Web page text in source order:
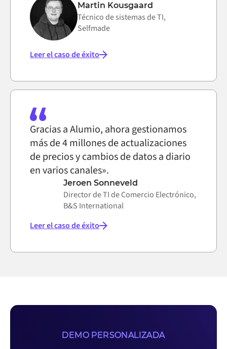
Martin Kousgaard
Técnico de sistemas de TI,
Selfmade
Leer el caso de éxito
Gracias a Alumio, ahora gestionamos
más de 4 millones de actualizaciones
de precios y cambios de datos a diario
en varios canales».
Jeroen Sonneveld
Director de TI de Comercio Electrónico,
B&S International
Leer el caso de éxito
DEMO PERSONALIZADA